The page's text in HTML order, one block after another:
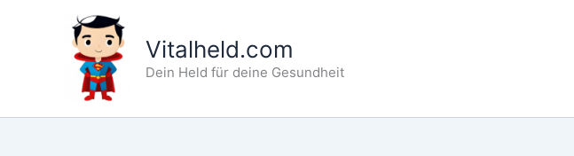
Vitalheld.com
Dein Held für deine Gesundheit